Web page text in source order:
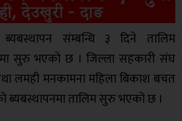
संम्बन्धि ३ दिने तालिम
सुरु भएको छ । जिल्ला सहकारी संघ
लमही मनकामना महिला बिकाश बचत
तालिम सुरु भएको छ ।